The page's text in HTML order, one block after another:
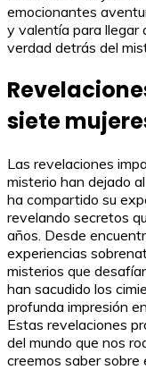
emocionantes
y valentía para llegar
verdad detrás del
siete
Las revelaciones
misterio han dejado
ha compartido su
revelando secretos
años. Desde
experiencias
misterios que
han sacudido los
profunda impresión
Estas revelaciones
del mundo que nos
creemos saber sobre